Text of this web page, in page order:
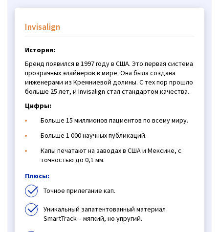
Invisalign
История:
Бренд появился в 1997 году в США. Это первая система
прозрачных элайнеров в мире. Она была создана
инженерами из Кремниевой долины. С тех пор прошло
больше 25 лет, и Invisalign стал стандартом качества.
Цифры:
Больше 15 миллионов пациентов по всему миру.
Больше 1 000 научных публикаций.
Капы печатают на заводах в США и Мексике, с
точностью до 0,1 мм.
Плюсы:
Точное прилегание кап.
Уникальный запатентованный материал
SmartTrack – мягкий, но упругий.